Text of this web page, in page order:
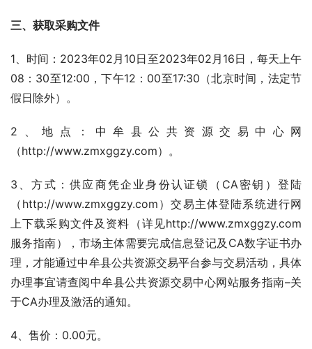
三、获取采购文件
1、时间：2023年02月10日至2023年02月16日，每天上午
08：30至12:00，下午12：00至17:30（北京时间，法定节
假日除外）。
2、地点：中牟县公共资源交易中心网
（http://www.zmxggzy.com）。
3、方式：供应商凭企业身份认证锁（CA密钥）登陆
（http://www.zmxggzy.com）交易主体登陆系统进行网
上下载采购文件及资料（详见http://www.zmxggzy.com
服务指南），市场主体需要完成信息登记及CA数字证书办
理，才能通过中牟县公共资源交易平台参与交易活动，具体
办理事宜请查阅中牟县公共资源交易中心网站服务指南–关
于CA办理及激活的通知。
4、售价：0.00元。